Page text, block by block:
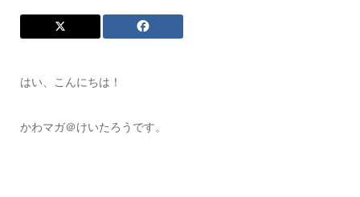
はい、こんにちは！
かわマガ＠けいたろうです。